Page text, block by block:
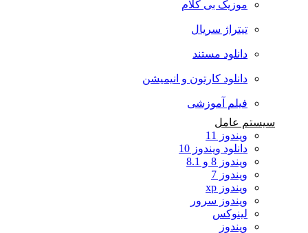
موزیک بی کلام
تیتراژ سریال
دانلود مستند
دانلود کارتون و انیمیشن
فیلم آموزشی
سیستم عامل
ویندوز 11
دانلود ویندوز 10
ویندوز 8 و 8.1
ویندوز 7
ویندوز xp
ویندوز سرور
لینوکس
ویندوز